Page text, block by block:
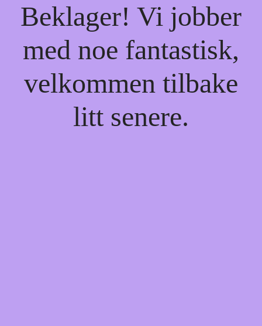
Beklager! Vi jobber
med noe fantastisk,
velkommen tilbake
litt senere.